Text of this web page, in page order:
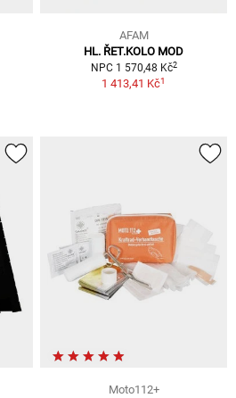
AFAM
HL. ŘET.KOLO MOD
NPC 1 570,48 Kč2
1 413,41 Kč1
Moto112+